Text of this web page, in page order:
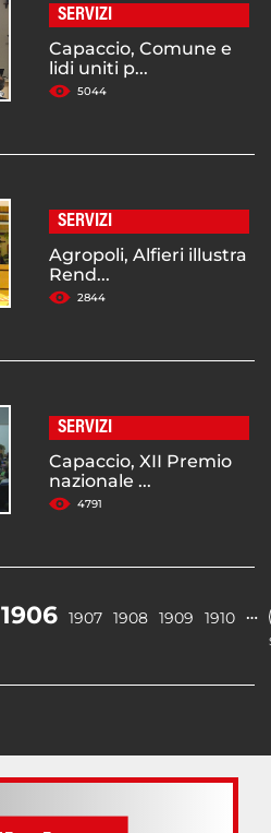
SERVIZI
Capaccio, Comune e
lidi uniti p...
5044
SERVIZI
Agropoli, Alfieri illustra
Rend...
2844
SERVIZI
Capaccio, XII Premio
nazionale ...
4791
1906 1907 1908 1909 1910 …